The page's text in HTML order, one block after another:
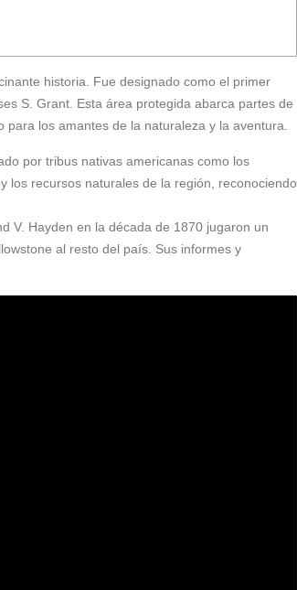
historia. Fue designado como el primer
S. Grant. Esta área protegida abarca partes de
los amantes de la naturaleza y la aventura.
por tribus nativas americanas como los
los recursos naturales de la región, reconociendo
V. Hayden en la década de 1870 jugaron un
al resto del país. Sus informes y